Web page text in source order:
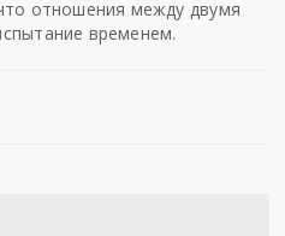
отношения между двумя
временем.